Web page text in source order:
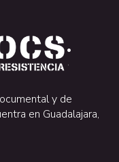
.
.
y de
en Guadalajara,